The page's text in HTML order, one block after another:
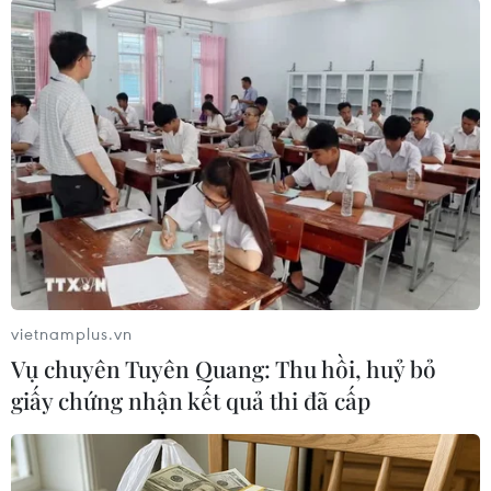
tuyến vú./.
Bệnh viện K thực hiện
thành công ca phẫu thuật
ung thư trực tràng bằng
robot
Với sự hỗ trợ của hệ thống robot hiện đại, các bác
sỹ phẫu tích chính xác từng lớp mô trong không
gian hẹp, thực hiện cắt nối trong điều kiện hình
ảnh rõ nét và thao tác linh hoạt chính xác hơn.
(Vietnam+)
vietnamplus.vn
Vụ chuyên Tuyên Quang: Thu hồi, huỷ bỏ
giấy chứng nhận kết quả thi đã cấp